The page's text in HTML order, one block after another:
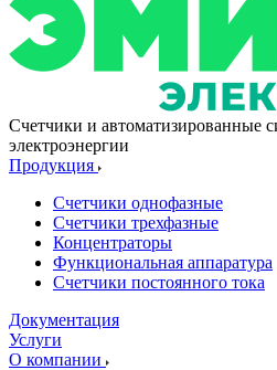
Счетчики и автоматизированные
электроэнергии
Продукция
Счетчики однофазные
Счетчики трехфазные
Концентраторы
Функциональная аппаратура
Счетчики постоянного тока
Документация
Услуги
О компании